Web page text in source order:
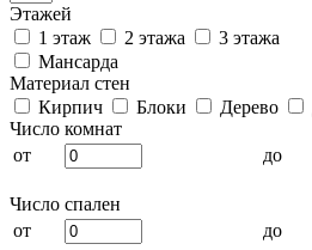
Этажей
1 этаж
2 этажа
3 этажа
Мансарда
Материал стен
Кирпич
Блоки Дерево
Число комнат
от
до
Число спален
от
до